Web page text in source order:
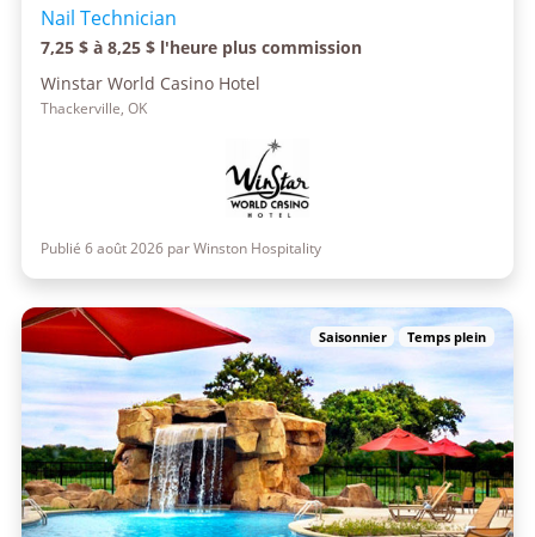
Nail Technician
7,25 $ à 8,25 $ l'heure plus commission
Winstar World Casino Hotel
Thackerville, OK
Publié 6 août 2026 par Winston Hospitality
Saisonnier Temps plein